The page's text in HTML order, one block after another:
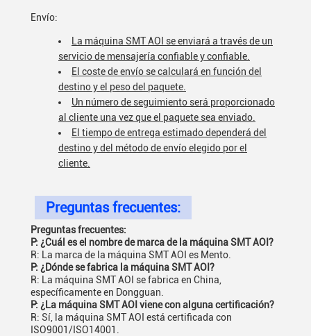
Envío:
La máquina SMT AOI se enviará a través de un
servicio de mensajería confiable y confiable.
El coste de envío se calculará en función del
destino y el peso del paquete.
Un número de seguimiento será proporcionado
al cliente una vez que el paquete sea enviado.
El tiempo de entrega estimado dependerá del
destino y del método de envío elegido por el
cliente.
Preguntas frecuentes:
Preguntas frecuentes:
P: ¿Cuál es el nombre de marca de la máquina SMT AOI?
R: La marca de la máquina SMT AOI es Mento.
P: ¿Dónde se fabrica la máquina SMT AOI?
R: La máquina SMT AOI se fabrica en China,
específicamente en Dongguan.
P: ¿La máquina SMT AOI viene con alguna certificación?
R: Sí, la máquina SMT AOI está certificada con
ISO9001/ISO14001.